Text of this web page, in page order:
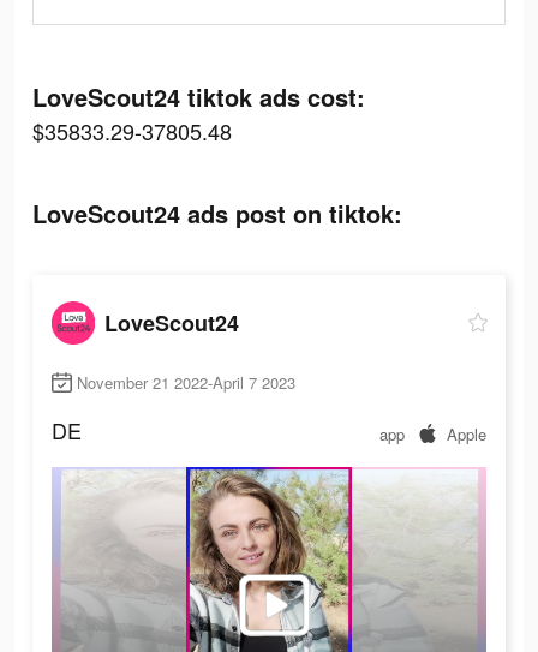
LoveScout24 tiktok ads cost:
$35833.29-37805.48
LoveScout24 ads post on tiktok:
LoveScout24
November 21 2022-April 7 2023
DE app Apple